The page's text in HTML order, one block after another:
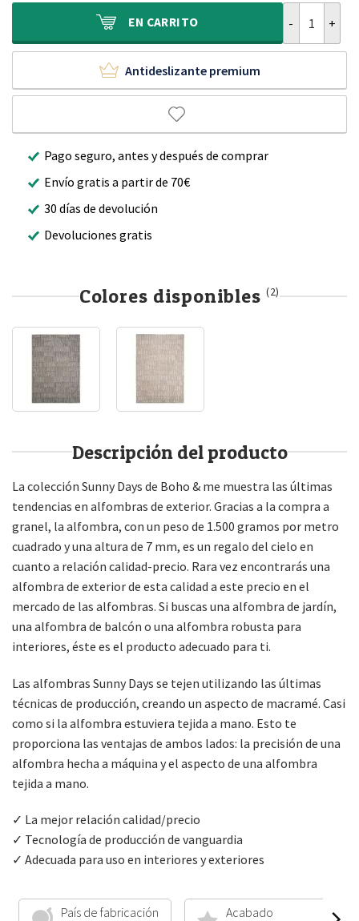
50,00 €.
32,95 €.
EN CARRITO
Antideslizante premium
Pago seguro, antes y después de comprar
Envío gratis a partir de 70€
30 días de devolución
Devoluciones gratis
Colores disponibles (2)
Descripción del producto
La colección Sunny Days de Boho & me muestra las últimas
tendencias en alfombras de exterior. Gracias a la compra a
granel, la alfombra, con un peso de 1.500 gramos por metro
cuadrado y una altura de 7 mm, es un regalo del cielo en
cuanto a relación calidad-precio. Rara vez encontrarás una
alfombra de exterior de esta calidad a este precio en el
mercado de las alfombras. Si buscas una alfombra de jardín,
una alfombra de balcón o una alfombra robusta para
interiores, éste es el producto adecuado para ti.
Las alfombras Sunny Days se tejen utilizando las últimas
técnicas de producción, creando un aspecto de macramé. Casi
como si la alfombra estuviera tejida a mano. Esto te
proporciona las ventajas de ambos lados: la precisión de una
alfombra hecha a máquina y el aspecto de una alfombra
tejida a mano.
✓ La mejor relación calidad/precio
✓ Tecnología de producción de vanguardia
✓ Adecuada para uso en interiores y exteriores
País de fabricación
Acabado